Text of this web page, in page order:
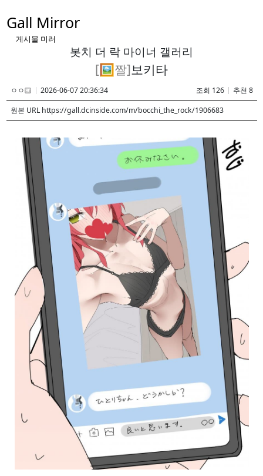
Gall Mirror
게시물 미러
봇치 더 락 마이너 갤러리
[🖼️짤]보키타
ㅇㅇ 2026-06-07 20:36:34 조회 126
추천 8
원본 URL https://gall.dcinside.com/m/bocchi_the_rock/1906683